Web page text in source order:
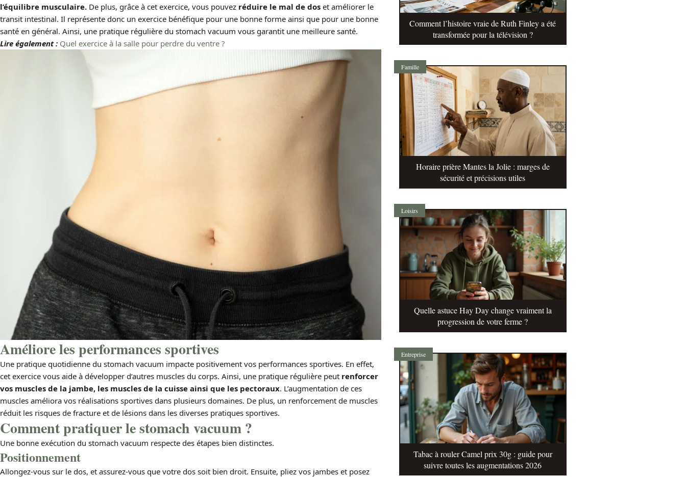
l’équilibre musculaire. De plus, grâce à cet exercice, vous pouvez réduire le mal de dos et améliorer le
transit intestinal. Il représente donc un exercice bénéfique pour une bonne forme ainsi que pour une bonne
santé en général. Ainsi, une pratique régulière du stomach vacuum vous garantit une meilleure santé.
Lire également : Quel exercice à la salle pour perdre du ventre ?
Améliore les performances sportives
Une pratique quotidienne du stomach vacuum impacte positivement vos performances sportives. En effet,
cet exercice vous aide à développer d’autres muscles du corps. Ainsi, une pratique régulière peut renforcer
vos muscles de la jambe, les muscles de la cuisse ainsi que les pectoraux. L’augmentation de ces
muscles améliora vos réalisations sportives dans plusieurs domaines. De plus, un renforcement de muscles
réduit les risques de fracture et de lésions dans les diverses pratiques sportives.
Comment pratiquer le stomach vacuum ?
Une bonne exécution du stomach vacuum respecte des étapes bien distinctes.
Positionnement
Allongez-vous sur le dos, et assurez-vous que votre dos soit bien droit. Ensuite, pliez vos jambes et posez
Comment l’histoire vraie de Ruth Finley a été
transformée pour la télévision ?
Famille
Horaire prière Mantes la Jolie : marges de
sécurité et précisions utiles
Loisirs
Quelle astuce Hay Day change vraiment la
progression de votre ferme ?
Entreprise
Tabac à rouler Camel prix 30g : guide pour
suivre toutes les augmentations 2026